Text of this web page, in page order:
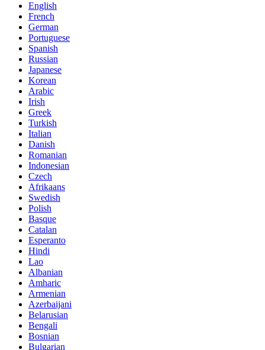
English
French
German
Portuguese
Spanish
Russian
Japanese
Korean
Arabic
Irish
Greek
Turkish
Italian
Danish
Romanian
Indonesian
Czech
Afrikaans
Swedish
Polish
Basque
Catalan
Esperanto
Hindi
Lao
Albanian
Amharic
Armenian
Azerbaijani
Belarusian
Bengali
Bosnian
Bulgarian